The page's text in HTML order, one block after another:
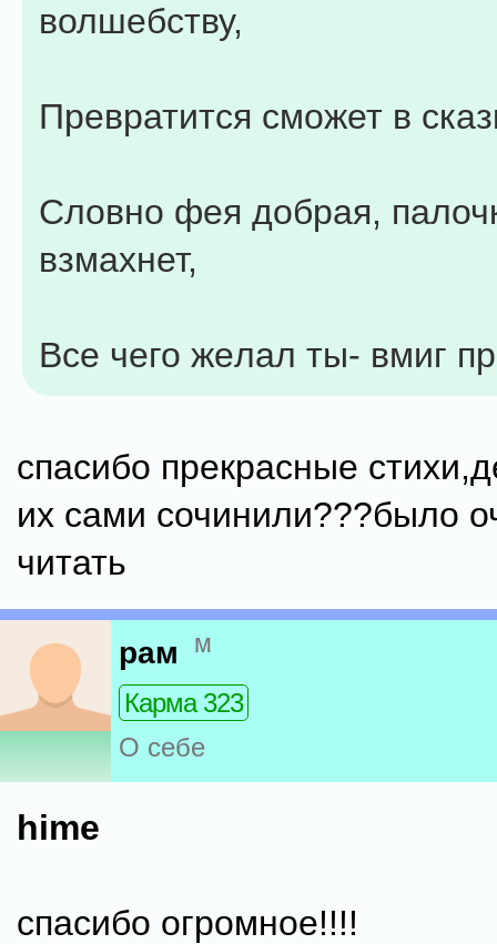
волшебству,
Превратится сможет в
Словно фея добрая,
взмахнет,
Bсе чего жeлал ты- вмиг
спасибо прекрасные
их сами сочинили???было
читать
рам м
Карма 323
О себе
hime
спасибо огромное!!!!